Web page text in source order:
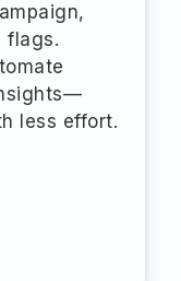
flags.
less effort.